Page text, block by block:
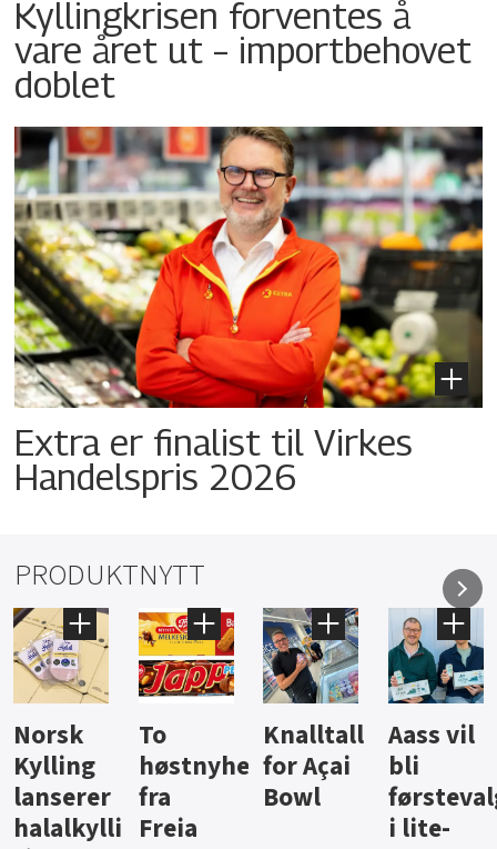
Kyllingkrisen forventes å
vare året ut – importbehovet
doblet
Extra er finalist til Virkes
Handelspris 2026
PRODUKTNYTT
Knalltall
for Açai
Bowl
Aass vil
bli
førstevalg
i lite-
Brus og
jus fra
Berentsen
Hard
iste fra
Hansa